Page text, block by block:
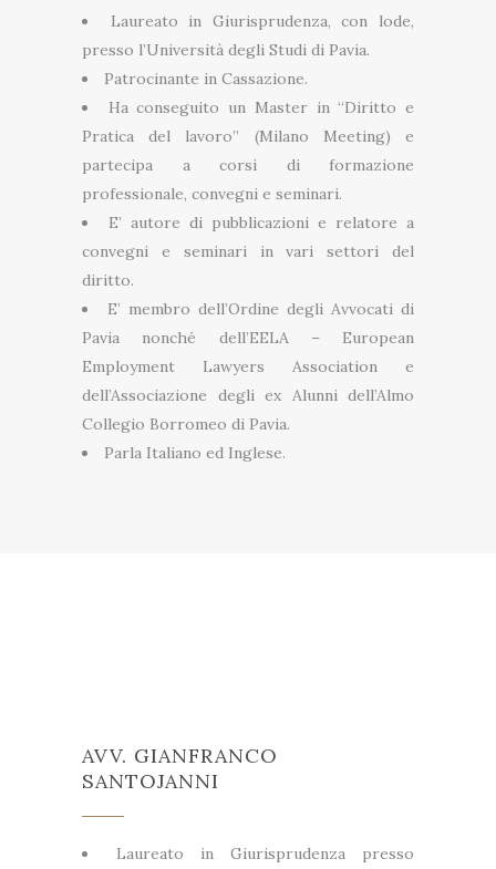
Laureato in Giurisprudenza, con lode,
presso l’Università degli Studi di Pavia.
Patrocinante in Cassazione.
Ha conseguito un Master in “Diritto e
Pratica del lavoro” (Milano Meeting) e
partecipa a corsi di formazione
professionale, convegni e seminari.
E’ autore di pubblicazioni e relatore a
convegni e seminari in vari settori del
diritto.
E’ membro dell’Ordine degli Avvocati di
Pavia nonché dell’EELA – European
Employment Lawyers Association e
dell’Associazione degli ex Alunni dell’Almo
Collegio Borromeo di Pavia.
Parla Italiano ed Inglese.
AVV. GIANFRANCO
SANTOJANNI
Laureato in Giurisprudenza presso